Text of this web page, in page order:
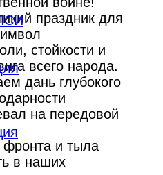
праздник для
стойкости и
всего народа.
дань глубокого
на передовой
фронта и тыла
в наших